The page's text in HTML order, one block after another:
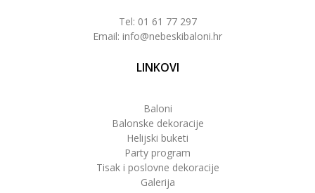
Tel: 01 61 77 297
Email: info@nebeskibaloni.hr
LINKOVI
Baloni
Balonske dekoracije
Helijski buketi
Party program
Tisak i poslovne dekoracije
Galerija